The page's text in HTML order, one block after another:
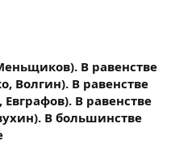
В равенстве
Волгин). В равенстве
В равенстве
В большинстве